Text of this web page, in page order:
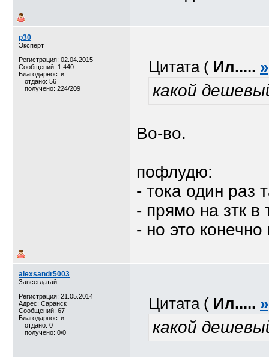
p30
Эксперт
Регистрация: 02.04.2015
Сообщений: 1,440
Благодарности:
отдано: 56
получено: 224/209
Цитата ( Ил..... »
какой
Во-во.
пофлудю:
- тока один раз
- прямо на зтк в
- но это
alexsandr5003
Завсегдатай
Регистрация: 21.05.2014
Адрес: Саранск
Сообщений: 67
Благодарности:
отдано: 0
получено: 0/0
Цитата ( Ил..... »
какой